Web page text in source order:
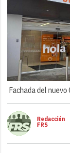
Fachada del nuevo
Redacción
FRS